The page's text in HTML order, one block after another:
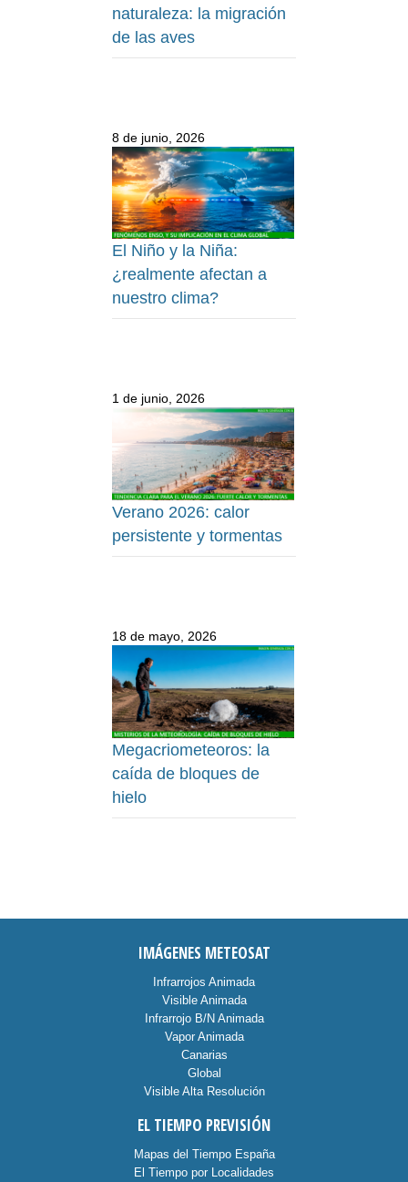
naturaleza: la migración
de las aves
8 de junio, 2026
El Niño y la Niña:
¿realmente afectan a
nuestro clima?
1 de junio, 2026
Verano 2026: calor
persistente y tormentas
18 de mayo, 2026
Megacriometeoros: la
caída de bloques de
hielo
IMÁGENES METEOSAT
Infrarrojos Animada
Visible Animada
Infrarrojo B/N Animada
Vapor Animada
Canarias
Global
Visible Alta Resolución
EL TIEMPO PREVISIÓN
Mapas del Tiempo España
El Tiempo por Localidades